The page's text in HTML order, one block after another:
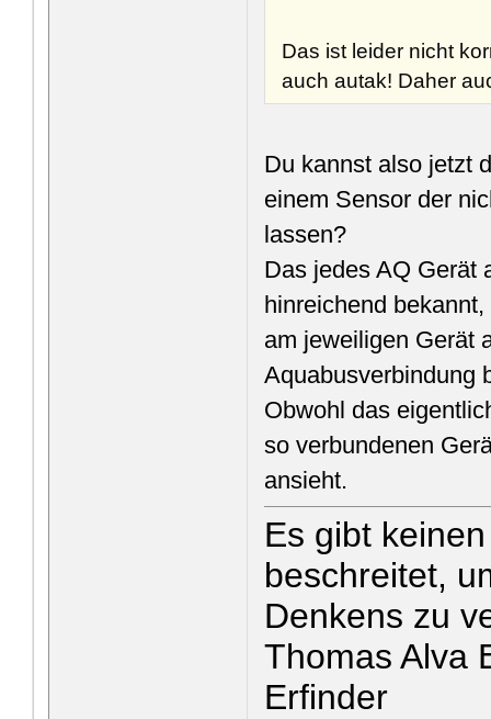
Das ist leider nicht
auch autak! Daher
Du kannst also jetzt
einem Sensor der
lassen?
Das jedes AQ Gerät
hinreichend
am jeweiligen Gerät
Aquabusverbindung
Obwohl das
so verbundenen
ansieht.
Es gibt
beschreitet,
Denkens zu
Thomas Alva
Erfinder